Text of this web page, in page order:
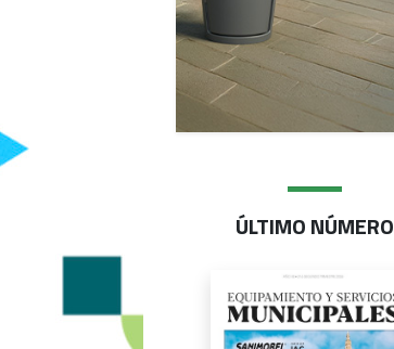
ÚLTIMO NÚMERO